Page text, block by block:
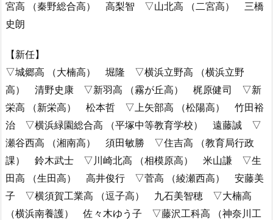
宮高 （秦野総合高） 高梨智 ▽山北高 （二宮高） 三橋
史朗
【新任】
▽城郷高 （大楠高） 堀隆 ▽横浜立野高 （横浜立野
高） 清野史康 ▽新羽高 （霧が丘高） 梶原健司 ▽新
栄高 （新栄高） 松本哲 ▽上矢部高 （松陽高） 竹田裕
治 ▽横浜緑園総合高 （平塚中等教育学校） 遠藤誠 ▽
瀬谷西高 （湘南高） 須田敏勝 ▽住吉高 （教育局行政
課） 鈴木武士 ▽川崎北高 （相模原高） 米山謙 ▽生
田高 （生田高） 高井俊行 ▽菅高 （綾瀬西高） 安藤美
子 ▽横須賀工業高 （逗子高） 九石美智穂 ▽大楠高
（横浜南養護） 佐々木ゆう子 ▽藤沢工科高 （神奈川工